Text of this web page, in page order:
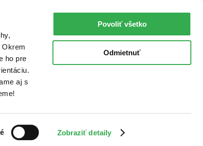
Okrem
ho pre
aj s
Zobraziť detaily
Povoliť všetko
Odmietnuť